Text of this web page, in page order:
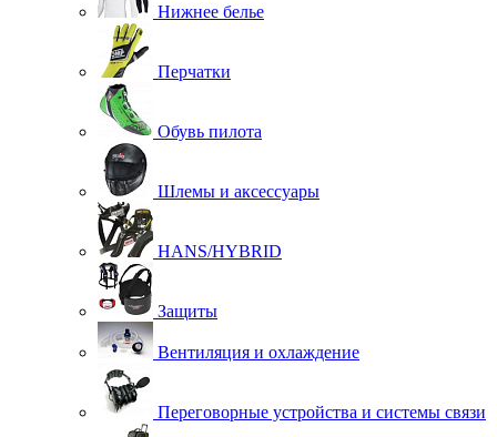
Нижнее белье
Перчатки
Обувь пилота
Шлемы и аксессуары
HANS/HYBRID
Защиты
Вентиляция и охлаждение
Переговорные устройства и системы связи